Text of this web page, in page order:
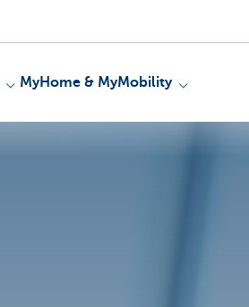
MyHome & MyMobility